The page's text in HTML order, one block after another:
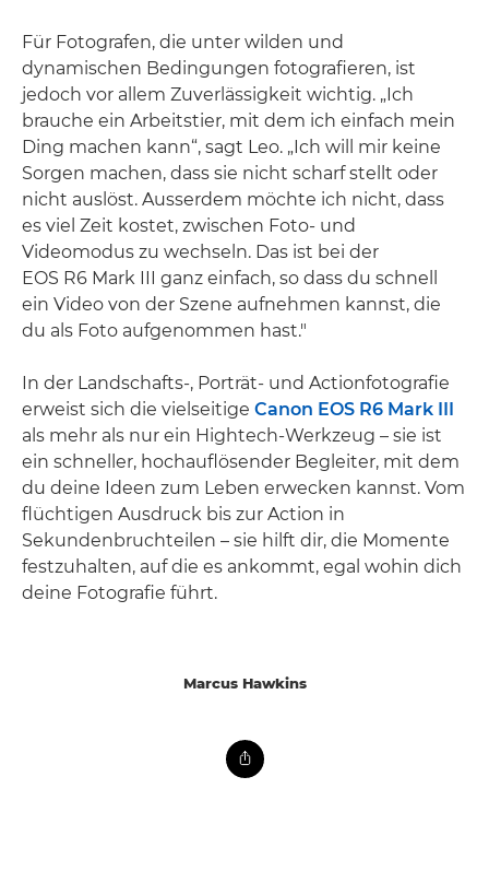
Für Fotografen, die unter wilden und
dynamischen Bedingungen fotografieren, ist
jedoch vor allem Zuverlässigkeit wichtig. „Ich
brauche ein Arbeitstier, mit dem ich einfach mein
Ding machen kann“, sagt Leo. „Ich will mir keine
Sorgen machen, dass sie nicht scharf stellt oder
nicht auslöst. Ausserdem möchte ich nicht, dass
es viel Zeit kostet, zwischen Foto- und
Videomodus zu wechseln. Das ist bei der
EOS R6 Mark III ganz einfach, so dass du schnell
ein Video von der Szene aufnehmen kannst, die
du als Foto aufgenommen hast."
In der Landschafts-, Porträt- und Actionfotografie
erweist sich die vielseitige Canon EOS R6 Mark III
als mehr als nur ein Hightech-Werkzeug – sie ist
ein schneller, hochauflösender Begleiter, mit dem
du deine Ideen zum Leben erwecken kannst. Vom
flüchtigen Ausdruck bis zur Action in
Sekundenbruchteilen – sie hilft dir, die Momente
festzuhalten, auf die es ankommt, egal wohin dich
deine Fotografie führt.
Marcus Hawkins